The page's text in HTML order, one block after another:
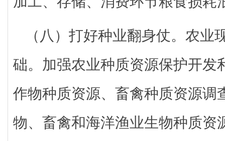
（八）打好种业翻身仗。农业
础。加强农业种质资源保护开发
作物种质资源、畜禽种质资源调
物、畜禽和海洋渔业生物种质资